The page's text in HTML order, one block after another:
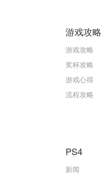
游戏攻略
游戏攻略
奖杯攻略
游戏心得
流程攻略
PS4
新闻